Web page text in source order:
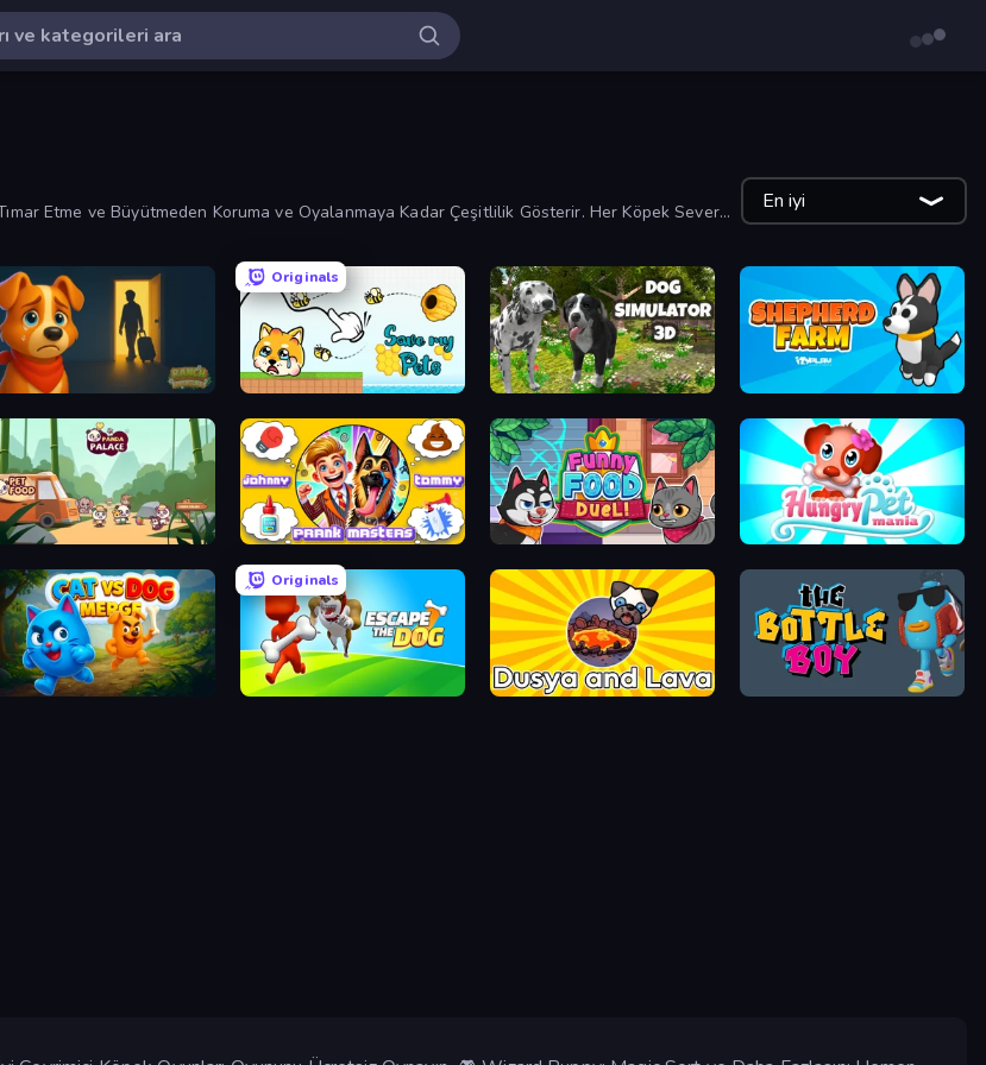
Etme ve Büyütmeden Koruma ve Oyalanmaya Kadar Çeşitlilik Gösterir. Her Köpek Sever
En iyi
Ranch Adventures
Originals
Save My Pets Dog Simulator 3D Shepherd Farm
Panda Palace Johnny n Tommy - Prank Masters Funny Food Duel Hungry Pet Mania
Cat VS Dog Merge
Originals
Escape the Dog Dusya and Lava